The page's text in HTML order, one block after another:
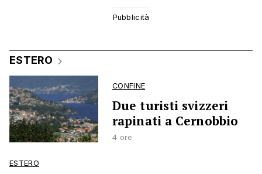
ESTERO
CONFINE
Due turisti svizzeri
rapinati a Cernobbio
4 ore
ESTERO